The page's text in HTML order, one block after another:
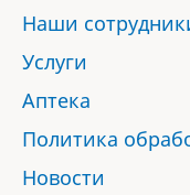
Наши
Услуги
Аптека
Политика
Новости